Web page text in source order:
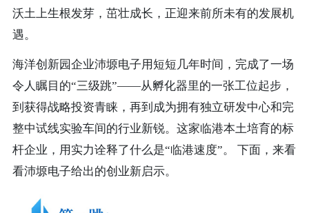
沃土上生根发芽，茁壮成长，正迎来前所未有的发展机
遇。
海洋创新园企业沛塬电子用短短几年时间，完成了一场
令人瞩目的“三级跳”——从孵化器里的一张工位起步，
到获得战略投资青睐，再到成为拥有独立研发中心和完
整中试线实验车间的行业新锐。这家临港本土培育的标
杆企业，用实力诠释了什么是“临港速度”。 下面，来看
看沛塬电子给出的创业新启示。